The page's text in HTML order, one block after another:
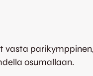
osumallaan.